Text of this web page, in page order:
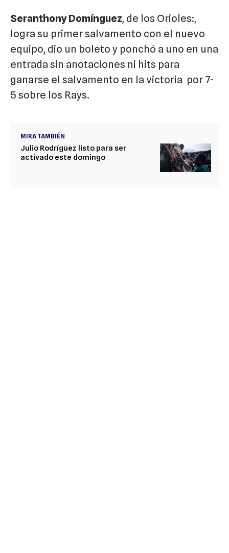
Seranthony Domínguez, de los Orioles:,
logra su primer salvamento con el nuevo
equipo, dio un boleto y ponchó a uno en una
entrada sin anotaciones ni hits para
ganarse el salvamento en la victoria por 7-
5 sobre los Rays.
MIRA TAMBIÉN
Julio Rodríguez listo para ser
activado este domingo